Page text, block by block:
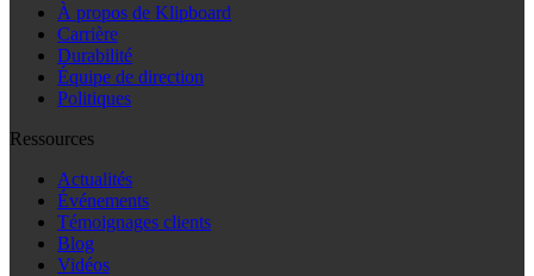
À propos de Klipboard
Carrière
Durabilité
Équipe de direction
Politiques
Ressources
Actualités
Événements
Témoignages clients
Blog
Vidéos